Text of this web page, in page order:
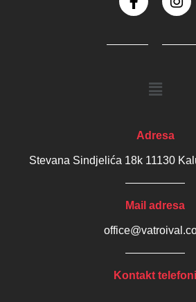
Adresa
Stevana Sindjelića 18k 11130
Mail adresa
Kontakt telefoni